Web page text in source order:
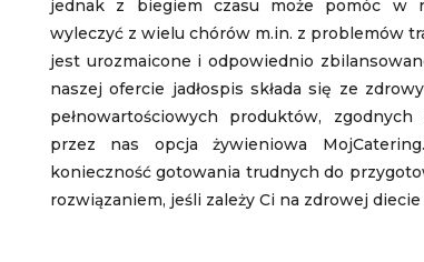
jednak z biegiem czasu może pomóc w
wyleczyć z wielu chórów m.in. z problemów
jest urozmaicone i odpowiednio
naszej ofercie jadłospis składa się ze
pełnowartościowych produktów,
przez nas opcja żywieniowa
konieczność gotowania trudnych do
rozwiązaniem, jeśli zależy Ci na zdrowej